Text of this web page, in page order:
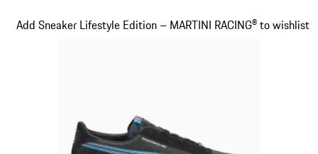
Add Sneaker Lifestyle Edition – MARTINI RACING® to wishlist
Slide 15 von 20